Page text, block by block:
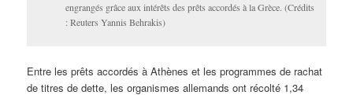
engrangés grâce aux intérêts des prêts accordés à la Grèce. (Crédits
: Reuters Yannis Behrakis)
Entre les prêts accordés à Athènes et les programmes de rachat
de titres de dette, les organismes allemands ont récolté 1,34